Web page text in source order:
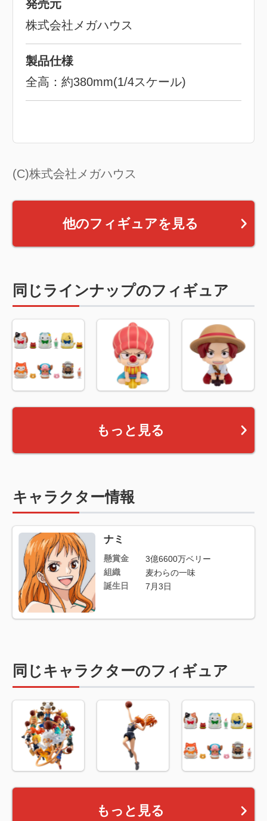
発売元
株式会社メガハウス
製品仕様
全高：約380mm(1/4スケール)
(C)株式会社メガハウス
他のフィギュアを見る
同じラインナップのフィギュア
もっと見る
キャラクター情報
ナミ
懸賞金
3億6600万ベリー
組織
麦わらの一味
誕生日
7月3日
同じキャラクターのフィギュア
もっと見る